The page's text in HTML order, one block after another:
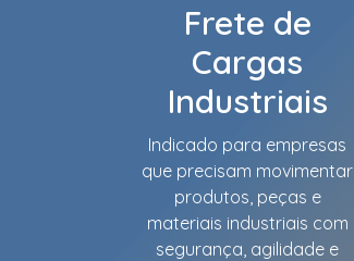
Frete de
Cargas
Industriais
Indicado para empresas
que precisam movimentar
produtos, peças e
materiais industriais com
segurança, agilidade e